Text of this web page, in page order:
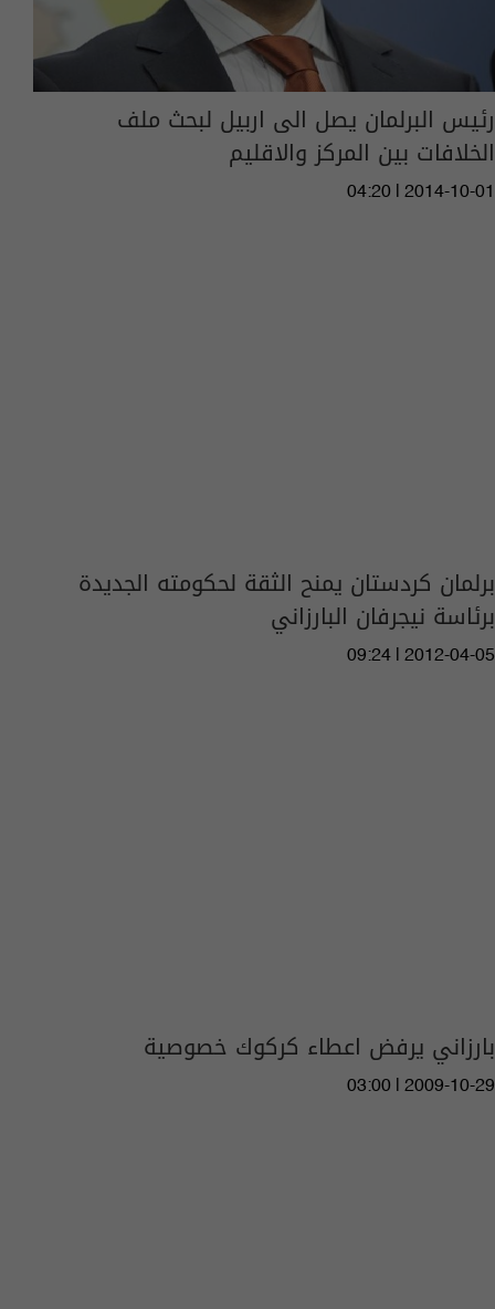
رئيس البرلمان يصل الى اربيل لبحث ملف
الخلافات بين المركز والاقليم
04:20 | 2014-10-01
برلمان كردستان يمنح الثقة لحكومته الجديدة
برئاسة نيجرفان البارزاني
09:24 | 2012-04-05
بارزاني يرفض اعطاء كركوك خصوصية
03:00 | 2009-10-29